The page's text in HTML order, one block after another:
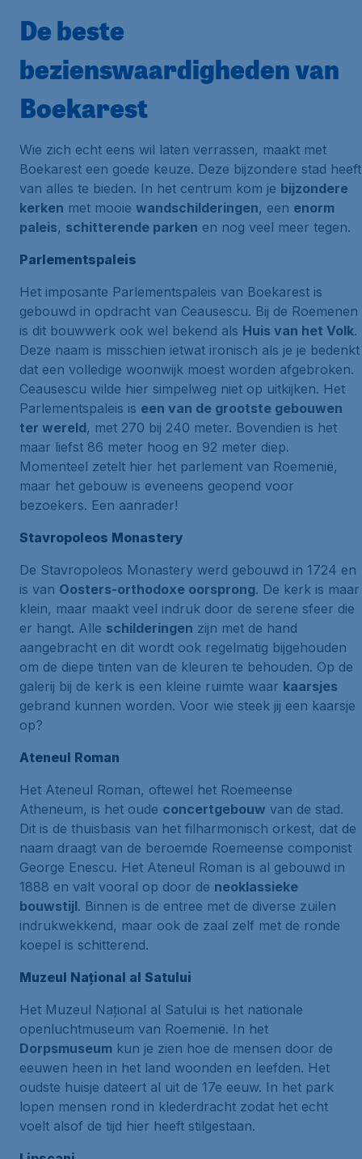
De beste
bezienswaardigheden van
Boekarest
Wie zich echt eens wil laten verrassen, maakt met
Boekarest een goede keuze. Deze bijzondere stad heeft
van alles te bieden. In het centrum kom je bijzondere
kerken met mooie wandschilderingen, een enorm
paleis, schitterende parken en nog veel meer tegen.
Parlementspaleis
Het imposante Parlementspaleis van Boekarest is
gebouwd in opdracht van Ceausescu. Bij de Roemenen
is dit bouwwerk ook wel bekend als Huis van het Volk.
Deze naam is misschien ietwat ironisch als je je bedenkt
dat een volledige woonwijk moest worden afgebroken.
Ceausescu wilde hier simpelweg niet op uitkijken. Het
Parlementspaleis is een van de grootste gebouwen
ter wereld, met 270 bij 240 meter. Bovendien is het
maar liefst 86 meter hoog en 92 meter diep.
Momenteel zetelt hier het parlement van Roemenië,
maar het gebouw is eveneens geopend voor
bezoekers. Een aanrader!
Stavropoleos Monastery
De Stavropoleos Monastery werd gebouwd in 1724 en
is van Oosters-orthodoxe oorsprong. De kerk is maar
klein, maar maakt veel indruk door de serene sfeer die
er hangt. Alle schilderingen zijn met de hand
aangebracht en dit wordt ook regelmatig bijgehouden
om de diepe tinten van de kleuren te behouden. Op de
galerij bij de kerk is een kleine ruimte waar kaarsjes
gebrand kunnen worden. Voor wie steek jij een kaarsje
op?
Ateneul Roman
Het Ateneul Roman, oftewel het Roemeense
Atheneum, is het oude concertgebouw van de stad.
Dit is de thuisbasis van het filharmonisch orkest, dat de
naam draagt van de beroemde Roemeense componist
George Enescu. Het Ateneul Roman is al gebouwd in
1888 en valt vooral op door de neoklassieke
bouwstijl. Binnen is de entree met de diverse zuilen
indrukwekkend, maar ook de zaal zelf met de ronde
koepel is schitterend.
Muzeul Național al Satului
Het Muzeul Național al Satului is het nationale
openluchtmuseum van Roemenië. In het
Dorpsmuseum kun je zien hoe de mensen door de
eeuwen heen in het land woonden en leefden. Het
oudste huisje dateert al uit de 17e eeuw. In het park
lopen mensen rond in klederdracht zodat het echt
voelt alsof de tijd hier heeft stilgestaan.